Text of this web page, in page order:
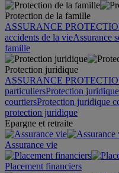
Protection de la famille
ASSURANCE
accidents de la vieAssurance
famille
Protection juridique
ASSURANCE
particuliersProtection
courtiersProtection juridique
protection juridique
Epargne et retraite
Assurance vie
Placement financiers